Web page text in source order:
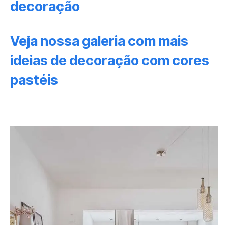
decoração
Veja nossa galeria com mais
ideias de decoração com cores
pastéis